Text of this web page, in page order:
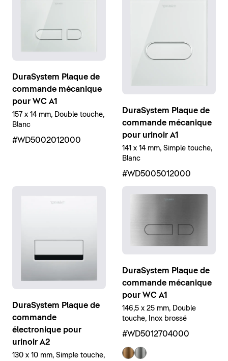
DuraSystem Plaque de
commande mécanique
pour WC A1
157 x 14 mm, Double touche,
Blanc
#WD5002012000
DuraSystem Plaque de
commande mécanique
pour urinoir A1
141 x 14 mm, Simple touche,
Blanc
#WD5005012000
DuraSystem Plaque de
commande
électronique pour
urinoir A2
130 x 10 mm, Simple touche,
DuraSystem Plaque de
commande mécanique
pour WC A1
146,5 x 25 mm, Double
touche, Inox brossé
#WD5012704000